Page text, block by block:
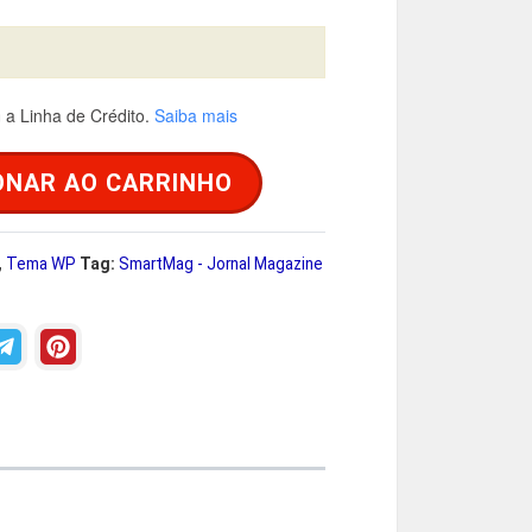
a Linha de Crédito. Saiba mais
AO CARRINHO
, Tema WP Tag: SmartMag - Jornal Magazine